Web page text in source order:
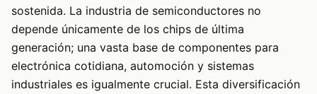
sostenida. La industria de semiconductores no
depende únicamente de los chips de última
generación; una vasta base de componentes para
electrónica cotidiana, automoción y sistemas
industriales es igualmente crucial. Esta diversificación